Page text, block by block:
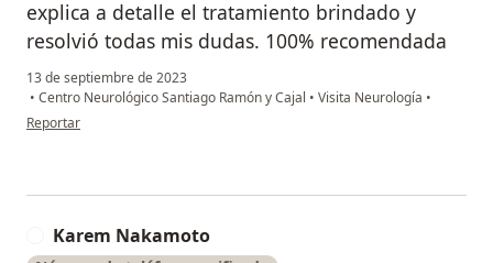
explica a detalle el tratamiento brindado y
resolvió todas mis dudas. 100% recomendada
13 de septiembre de 2023
• Centro Neurológico Santiago Ramón y Cajal • Visita Neurología •
en opinión del usuario Saori
Reportar
Karem Nakamoto